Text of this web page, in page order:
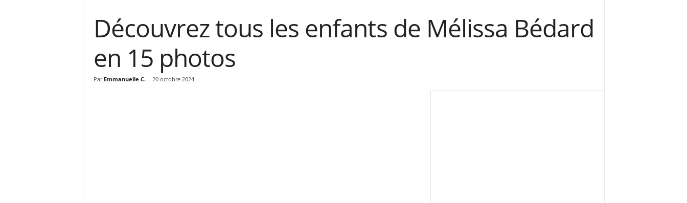
Découvrez tous les enfants de Mélissa Bédard
en 15 photos
Par Emmanuelle C. - 20 octobre 2024